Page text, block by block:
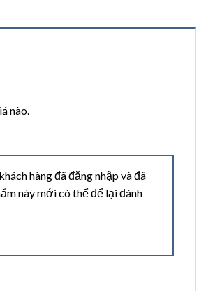
nào.
hàng đã đăng nhập và đã
này mới có thể để lại đánh